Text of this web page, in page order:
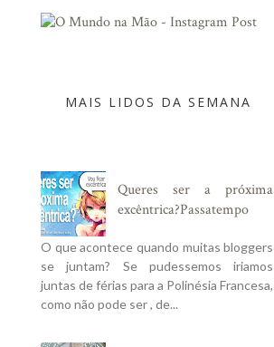
MAIS LIDOS DA SEMANA
Queres ser a próxima
excêntrica?Passatempo
O que acontece quando muitas bloggers
se juntam? Se pudessemos iriamos
juntas de férias para a Polinésia Francesa,
como não pode ser , de...